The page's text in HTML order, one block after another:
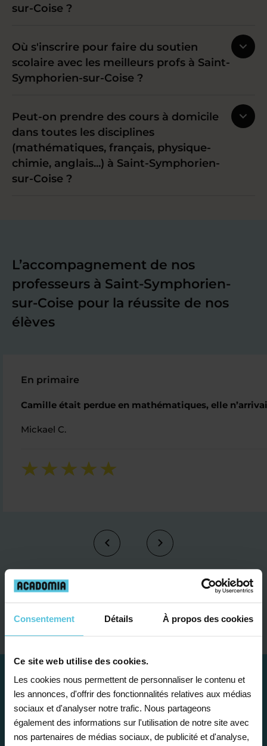
Consentement Détails À propos des cookies
Ce site web utilise des cookies.
Les cookies nous permettent de personnaliser le contenu et
les annonces, d'offrir des fonctionnalités relatives aux médias
sociaux et d'analyser notre trafic. Nous partageons
également des informations sur l'utilisation de notre site avec
nos partenaires de médias sociaux, de publicité et d'analyse,
sur-Coise ?
Où s'inscrire pour faire du soutien
scolaire avec les meilleurs profs à Saint-
Symphorien-sur-Coise ?
Peut-on prendre des cours à domicile
dans toutes les disciplines
(mathématiques, français, physique-
chimie, anglais...) à Saint-Symphorien-
sur-Coise ?
L’accompagnement de nos
professeurs à Saint-Symphorien-
sur-Coise pour la réussite de nos
élèves
En primaire
Camille était perdue en mathématiques, elle
Mickael C.